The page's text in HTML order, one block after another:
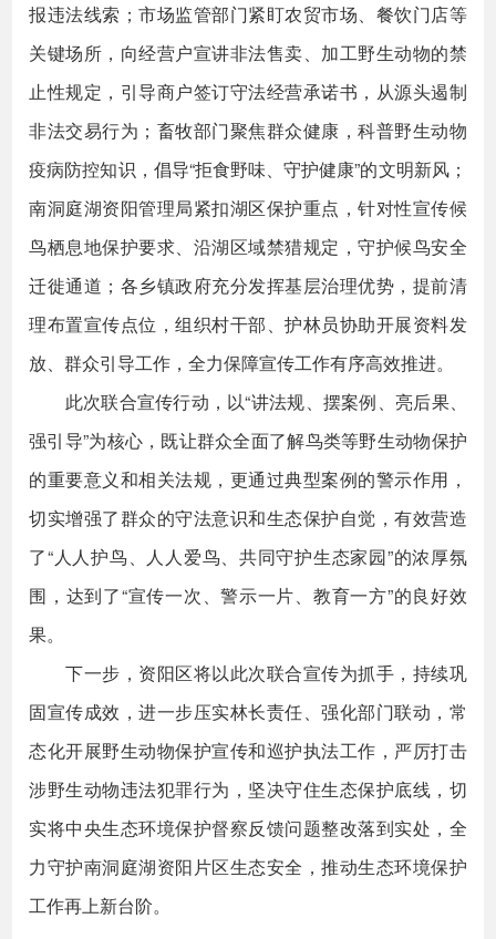
报违法线索；市场监管部门紧盯农贸市场、餐饮门店等
关键场所，向经营户宣讲非法售卖、加工野生动物的禁
止性规定，引导商户签订守法经营承诺书，从源头遏制
非法交易行为；畜牧部门聚焦群众健康，科普野生动物
疫病防控知识，倡导“拒食野味、守护健康”的文明新风；
南洞庭湖资阳管理局紧扣湖区保护重点，针对性宣传候
鸟栖息地保护要求、沿湖区域禁猎规定，守护候鸟安全
迁徙通道；各乡镇政府充分发挥基层治理优势，提前清
理布置宣传点位，组织村干部、护林员协助开展资料发
放、群众引导工作，全力保障宣传工作有序高效推进。
此次联合宣传行动，以“讲法规、摆案例、亮后果、
强引导”为核心，既让群众全面了解鸟类等野生动物保护
的重要意义和相关法规，更通过典型案例的警示作用，
切实增强了群众的守法意识和生态保护自觉，有效营造
了“人人护鸟、人人爱鸟、共同守护生态家园”的浓厚氛
围，达到了“宣传一次、警示一片、教育一方”的良好效
果。
下一步，资阳区将以此次联合宣传为抓手，持续巩
固宣传成效，进一步压实林长责任、强化部门联动，常
态化开展野生动物保护宣传和巡护执法工作，严厉打击
涉野生动物违法犯罪行为，坚决守住生态保护底线，切
实将中央生态环境保护督察反馈问题整改落到实处，全
力守护南洞庭湖资阳片区生态安全，推动生态环境保护
工作再上新台阶。